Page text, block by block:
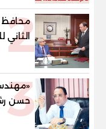
2
محافظ
الثاني
والنور
3
حسن
"خارطة